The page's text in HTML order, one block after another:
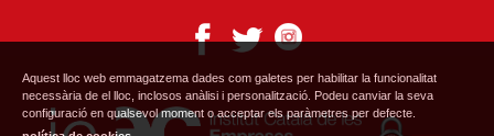
Aquest lloc web emmagatzema dades com galetes per habilitar la funcionalitat
necessària de el lloc, inclosos anàlisi i personalització. Podeu canviar la seva
configuració en qualsevol moment o acceptar els paràmetres per defecte.